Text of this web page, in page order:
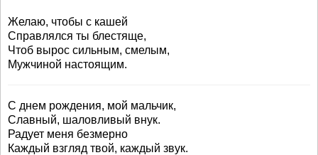
Желаю, чтобы с кашей
Справлялся ты блестяще,
Чтоб вырос сильным, смелым,
Мужчиной настоящим.
С днем рождения, мой мальчик,
Славный, шаловливый внук.
Радует меня безмерно
Каждый взгляд твой, каждый звук.